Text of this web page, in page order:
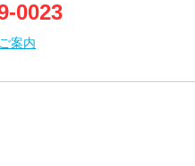
0023
案内